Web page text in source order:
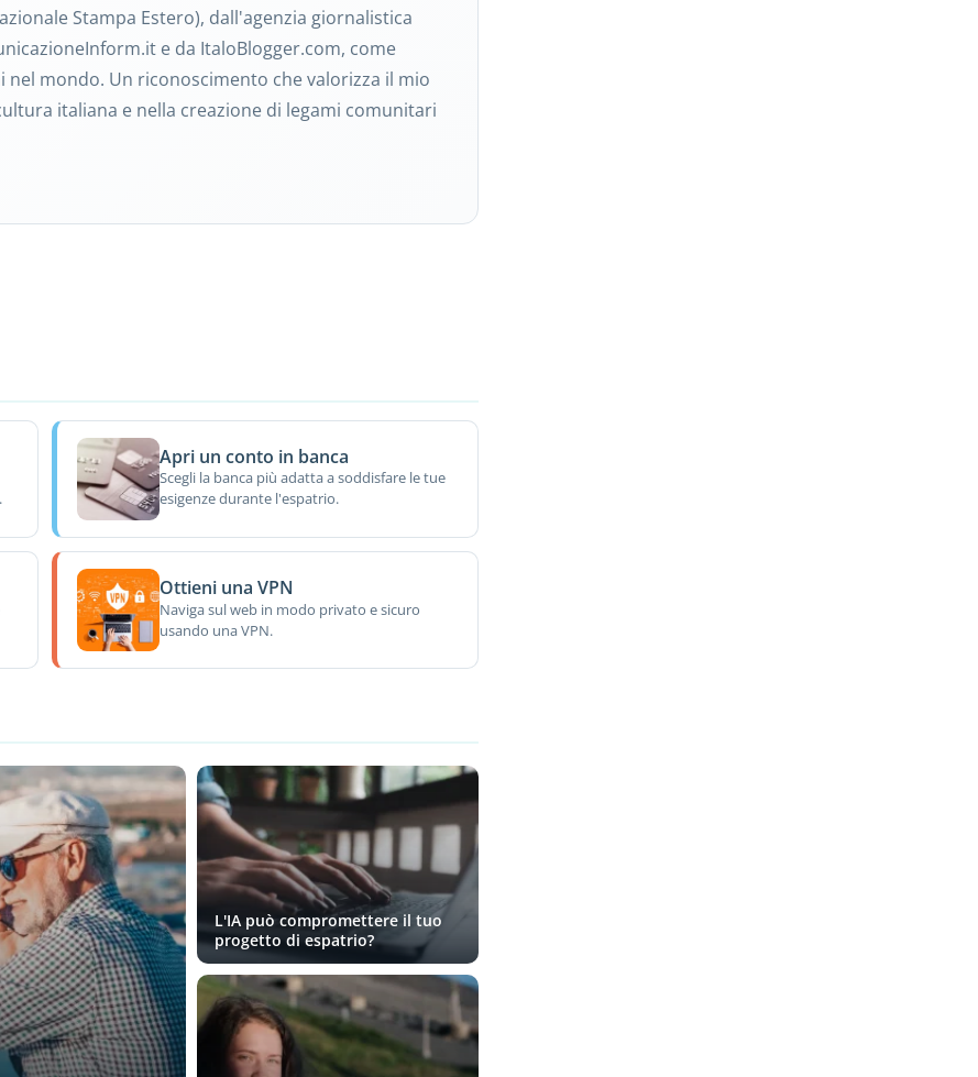
Stampa Estero), dall'agenzia giornalistica
e da ItaloBlogger.com, come
mondo. Un riconoscimento che valorizza il mio
italiana e nella creazione di legami comunitari
Apri un conto in banca
Scegli la banca più adatta a soddisfare le tue
esigenze durante l'espatrio.
Ottieni una VPN
Naviga sul web in modo privato e sicuro
usando una VPN.
L'IA può compromettere il tuo
progetto di espatrio?